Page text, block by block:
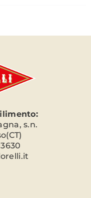
s.n.